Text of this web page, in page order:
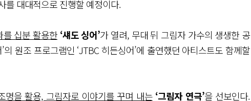
를 대대적으로 진행할 예정이다.
를 십분 활용한 ‘섀도 싱어’가 열려, 무대 뒤 그림자 가수의 생생한 공
원조 프로그램인 ‘JTBC 히든싱어’에 출연했던 아티스트도 함께할
명을 활용, 그림자로 이야기를 꾸며 내는 ‘그림자 연극’을 선보인다.